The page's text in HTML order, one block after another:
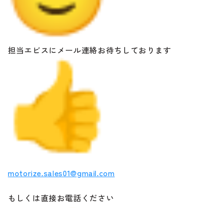
担当エビスにメール連絡お待ちしております
motorize.sales01@gmail.com
もしくは直接お電話ください